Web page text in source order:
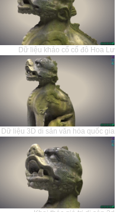
Dữ liệu khảo cổ cố đô Hoa Lư
Dữ liệu 3D di sản văn hóa quốc gia